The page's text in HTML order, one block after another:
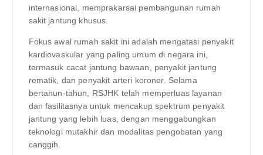
internasional, memprakarsai pembangunan rumah
sakit jantung khusus.
Fokus awal rumah sakit ini adalah mengatasi penyakit
kardiovaskular yang paling umum di negara ini,
termasuk cacat jantung bawaan, penyakit jantung
rematik, dan penyakit arteri koroner. Selama
bertahun-tahun, RSJHK telah memperluas layanan
dan fasilitasnya untuk mencakup spektrum penyakit
jantung yang lebih luas, dengan menggabungkan
teknologi mutakhir dan modalitas pengobatan yang
canggih.